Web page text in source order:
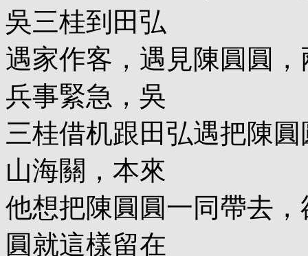
吳三桂到田弘
遇家作客，遇見陳圓圓
兵事緊急，吳
三桂借机跟田弘遇把陳
山海關，本來
他想把陳圓圓一同帶去
圓就這樣留在